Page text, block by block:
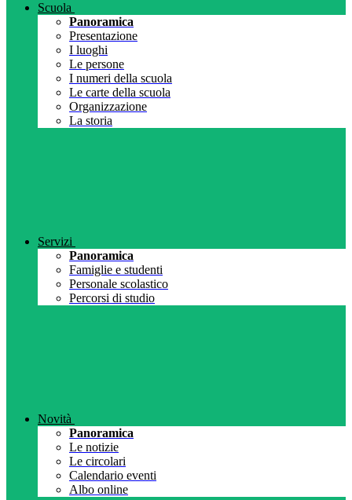
Scuola
Panoramica
Presentazione
I luoghi
Le persone
I numeri della scuola
Le carte della scuola
Organizzazione
La storia
Servizi
Panoramica
Famiglie e studenti
Personale scolastico
Percorsi di studio
Novità
Panoramica
Le notizie
Le circolari
Calendario eventi
Albo online